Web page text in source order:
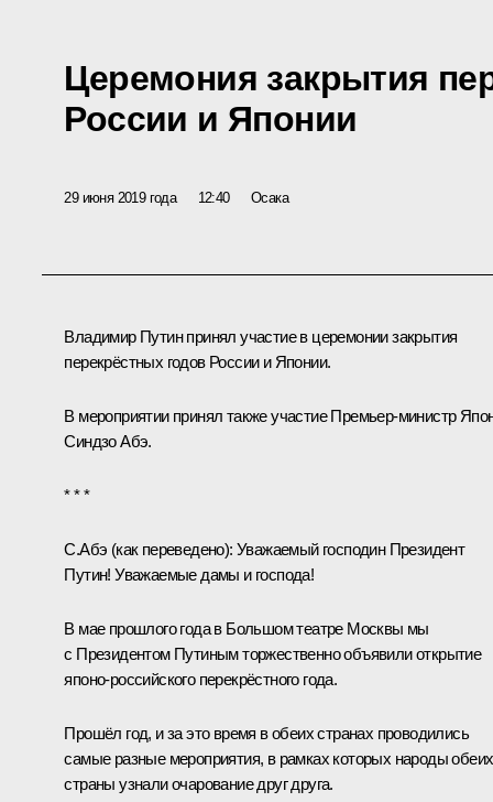
Церемония закрытия
России и Японии
29 июня 2019 года 12:40 Осака
Владимир Путин принял участие в церемонии закрытия
перекрёстных годов России и Японии.
В мероприятии принял также участие Премьер-министр
Синдзо Абэ.
* * *
С.Абэ (как переведено): Уважаемый господин Президент
Путин! Уважаемые дамы и господа!
В мае прошлого года в Большом театре Москвы мы
с Президентом Путиным торжественно объявили открытие
японо‑российского перекрёстного года.
Прошёл год, и за это время в обеих странах проводились
самые разные мероприятия, в рамках которых народы обеих
страны узнали очарование друг друга.